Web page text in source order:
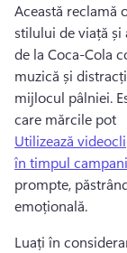
Această reclamă
stilului de viață și
de la Coca-Cola
muzică și
mijlocul pâlniei.
care mărcile pot
Utilizează
în timpul
prompte,
emoțională.
Luați în